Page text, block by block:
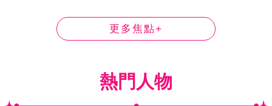
更多焦點+
熱門人物